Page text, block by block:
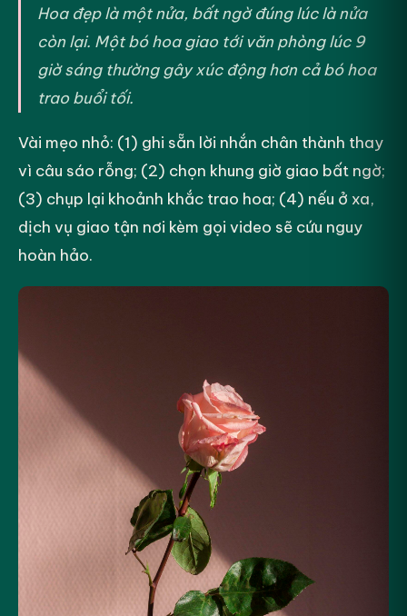
Hoa đẹp là một nửa, bất ngờ đúng lúc là nửa
còn lại. Một bó hoa giao tới văn phòng lúc 9
giờ sáng thường gây xúc động hơn cả bó hoa
trao buổi tối.
Vài mẹo nhỏ: (1) ghi sẵn lời nhắn chân thành thay
vì câu sáo rỗng; (2) chọn khung giờ giao bất ngờ;
(3) chụp lại khoảnh khắc trao hoa; (4) nếu ở xa,
dịch vụ giao tận nơi kèm gọi video sẽ cứu nguy
hoàn hảo.